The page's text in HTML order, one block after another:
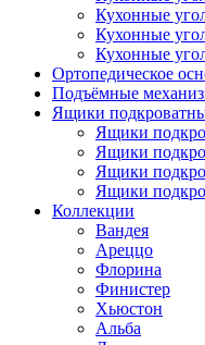
Кухонные
Кухонные
Кухонные
Ортопедическое
Подъёмные
Ящики
Ящики
Ящики
Ящики
Ящики
Коллекции
Вандея
Ареццо
Флорина
Финистер
Хьюстон
Альба